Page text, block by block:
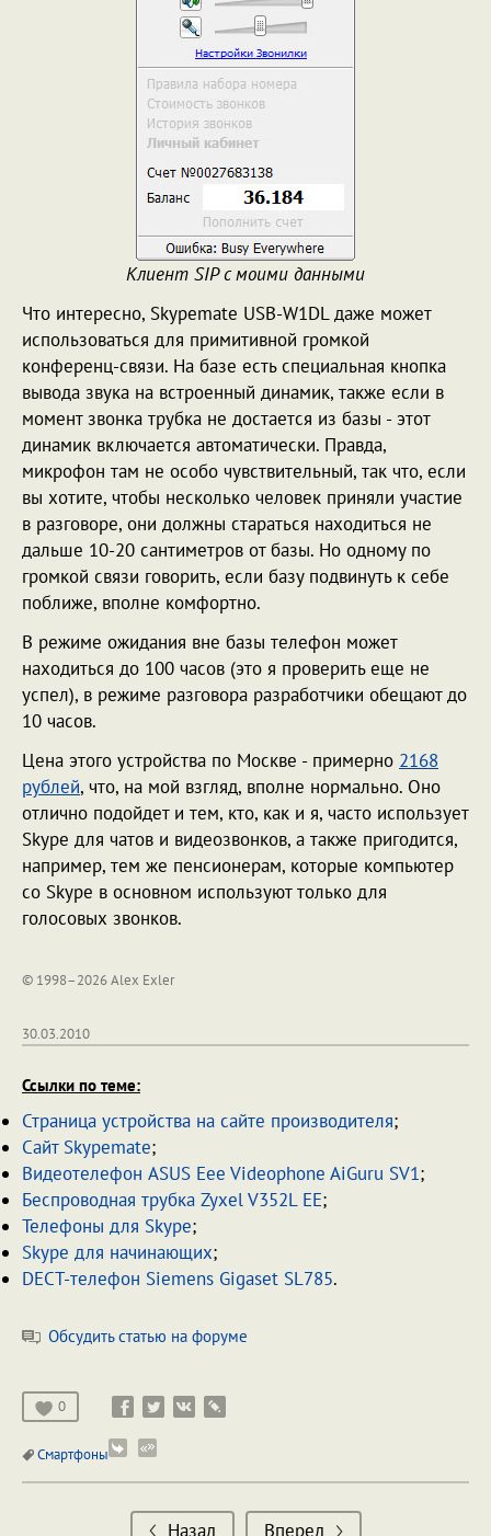
Клиент SIP с моими данными
Что интересно, Skypemate USB-W1DL даже может
использоваться для примитивной громкой
конференц-связи. На базе есть специальная кнопка
вывода звука на встроенный динамик, также если в
момент звонка трубка не достается из базы - этот
динамик включается автоматически. Правда,
микрофон там не особо чувствительный, так что, если
вы хотите, чтобы несколько человек приняли участие
в разговоре, они должны стараться находиться не
дальше 10-20 сантиметров от базы. Но одному по
громкой связи говорить, если базу подвинуть к себе
поближе, вполне комфортно.
В режиме ожидания вне базы телефон может
находиться до 100 часов (это я проверить еще не
успел), в режиме разговора разработчики обещают до
10 часов.
Цена этого устройства по Москве - примерно 2168
рублей, что, на мой взгляд, вполне нормально. Оно
отлично подойдет и тем, кто, как и я, часто использует
Skype для чатов и видеозвонков, а также пригодится,
например, тем же пенсионерам, которые компьютер
со Skype в основном используют только для
голосовых звонков.
© 1998–2026 Alex Exler
30.03.2010
Ссылки по теме:
Страница устройства на сайте производителя;
Сайт Skypemate;
Видеотелефон ASUS Eee Videophone AiGuru SV1;
Беспроводная трубка Zyxel V352L EE;
Телефоны для Skype;
Skype для начинающих;
DECT-телефон Siemens Gigaset SL785.
Обсудить статью на форуме
0
Смартфоны
Назад Вперед